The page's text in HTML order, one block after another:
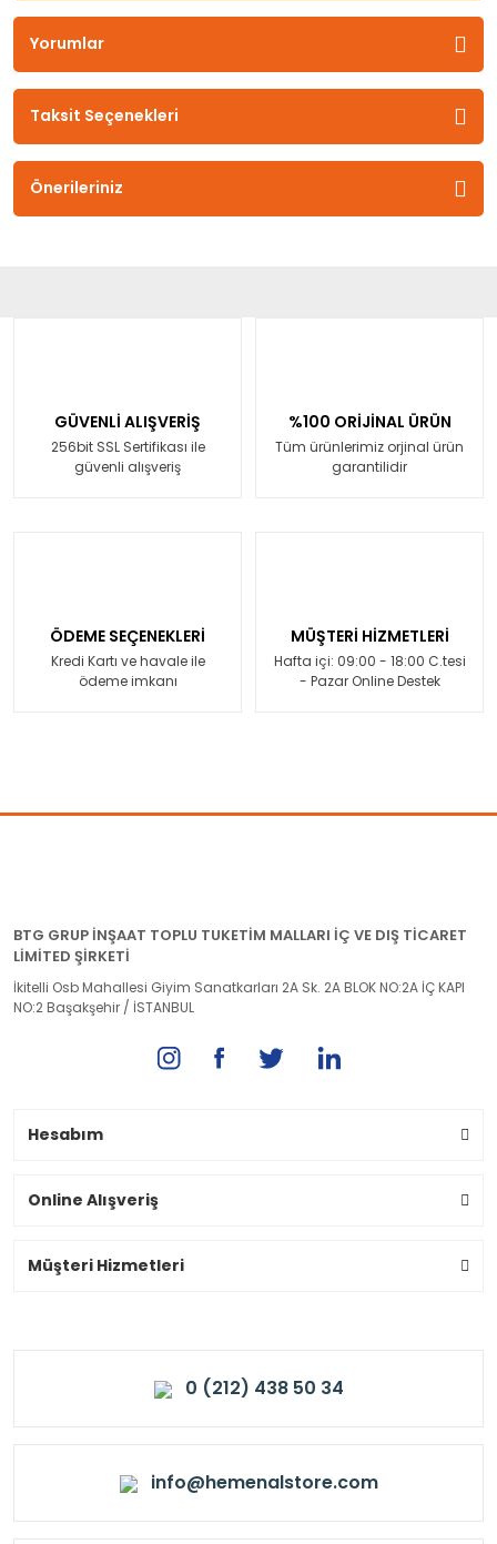
Yorumlar
Taksit Seçenekleri
Önerileriniz
GÜVENLİ ALIŞVERİŞ
256bit SSL Sertifikası ile
güvenli alışveriş
%100 ORİJİNAL ÜRÜN
Tüm ürünlerimiz orjinal ürün
garantilidir
ÖDEME SEÇENEKLERİ
Kredi Kartı ve havale ile
ödeme imkanı
MÜŞTERİ HİZMETLERİ
Hafta içi: 09:00 - 18:00 C.tesi
- Pazar Online Destek
BTG GRUP İNŞAAT TOPLU TUKETİM MALLARI İÇ VE DIŞ TİCARET
LİMİTED ŞİRKETİ
İkitelli Osb Mahallesi Giyim Sanatkarları 2A Sk. 2A BLOK NO:2A İÇ KAPI
NO:2 Başakşehir / İSTANBUL
Hesabım
Online Alışveriş
Müşteri Hizmetleri
0 (212) 438 50 34
info@hemenalstore.com